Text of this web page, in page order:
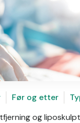
Før og etter
og